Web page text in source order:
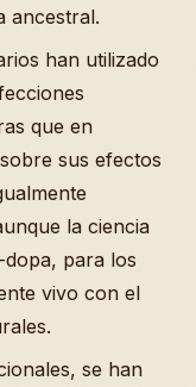
ancestral.
han utilizado
que en
sus efectos
la ciencia
dopa, para los
vivo con el
se han